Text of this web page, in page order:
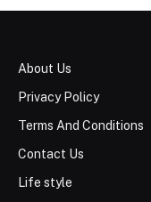
About Us
Privacy Policy
Terms And Conditions
Contact Us
Life style